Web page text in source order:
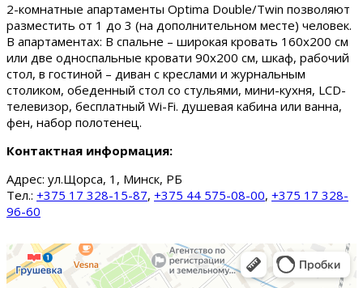
2-комнатные апартаменты Optima Double/Twin позволяют
разместить от 1 до 3 (на дополнительном месте) человек.
В апартаментах: В спальне – широкая кровать 160х200 см
или две односпальные кровати 90х200 см, шкаф, рабочий
стол, в гостиной – диван с креслами и журнальным
столиком, обеденный стол со стульями, мини-кухня, LCD-
телевизор, бесплатный Wi-Fi. душевая кабина или ванна,
фен, набор полотенец.
Контактная информация:
Адрес: ул.Щорса, 1, Минск, РБ
Тел.: +375 17 328-15-87, +375 44 575-08-00, +375 17 328-
96-60